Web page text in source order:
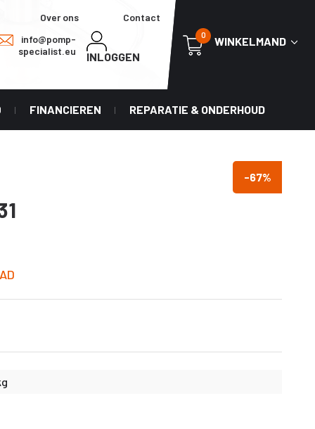
Over ons
Contact
info@pomp-
specialist.eu
INLOGGEN
0 WINKELMAND
FINANCIEREN REPARATIE & ONDERHOUD
-67%